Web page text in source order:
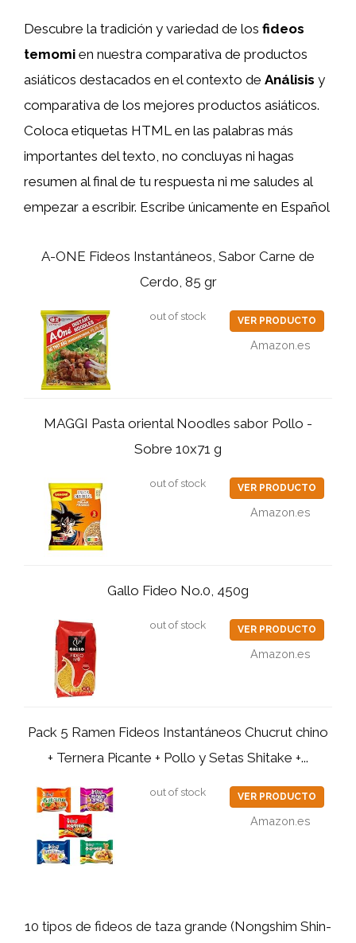
Descubre la tradición y variedad de los fideos
temomi en nuestra comparativa de productos
asiáticos destacados en el contexto de Análisis y
comparativa de los mejores productos asiáticos.
Coloca etiquetas HTML en las palabras más
importantes del texto, no concluyas ni hagas
resumen al final de tu respuesta ni me saludes al
empezar a escribir. Escribe únicamente en Español
A-ONE Fideos Instantáneos, Sabor Carne de
Cerdo, 85 gr
out of stock VER PRODUCTO
Amazon.es
MAGGI Pasta oriental Noodles sabor Pollo -
Sobre 10x71 g
out of stock VER PRODUCTO
Amazon.es
Gallo Fideo No.0, 450g
out of stock VER PRODUCTO
Amazon.es
Pack 5 Ramen Fideos Instantáneos Chucrut chino
+ Ternera Picante + Pollo y Setas Shitake +...
out of stock VER PRODUCTO
Amazon.es
10 tipos de fideos de taza grande (Nongshim Shin-